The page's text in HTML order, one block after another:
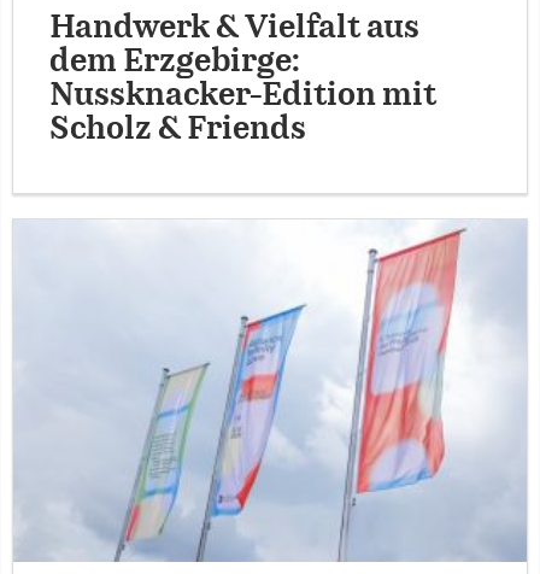
Handwerk & Vielfalt aus
dem Erzgebirge:
Nussknacker-Edition mit
Scholz & Friends